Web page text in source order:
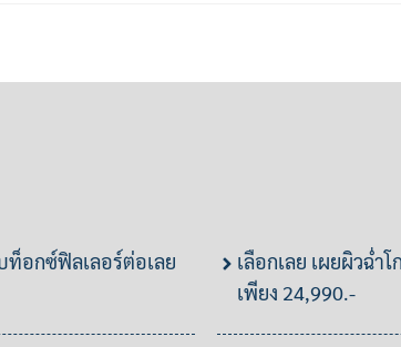
ท็อกซ์ฟิลเลอร์ต่อเลย
เลือกเลย เผยผิวฉ่ำ
เพียง 24,990.-